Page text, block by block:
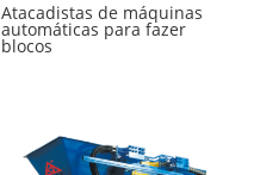
Atacadistas de máquinas
automáticas para fazer
blocos